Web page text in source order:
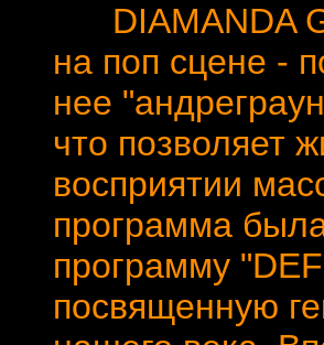
DIAMANDA
на поп сцене -
нее
что позволяет
восприятии
программа
программу
посвященную